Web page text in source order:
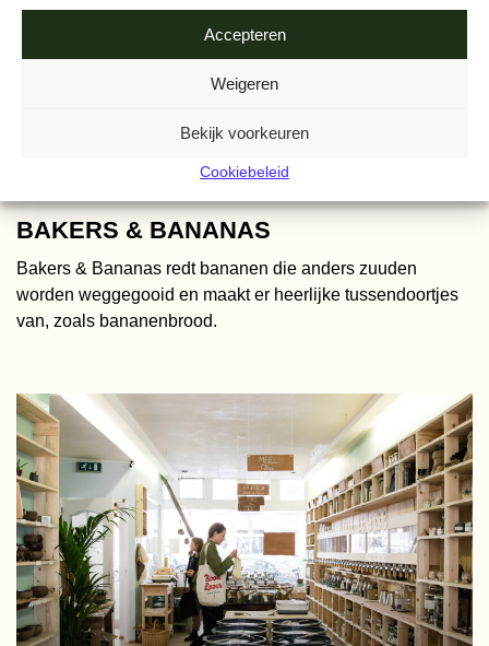
Accepteren
Weigeren
Bekijk voorkeuren
Cookiebeleid
BAKERS & BANANAS
Bakers & Bananas redt bananen die anders zuuden
worden weggegooid en maakt er heerlijke tussendoortjes
van, zoals bananenbrood.